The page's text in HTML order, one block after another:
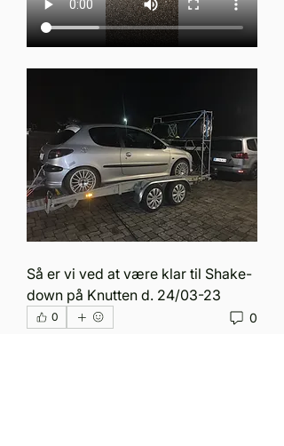
Så er vi ved at være klar til Shake-
down på Knutten d. 24/03-23
0 0
Om